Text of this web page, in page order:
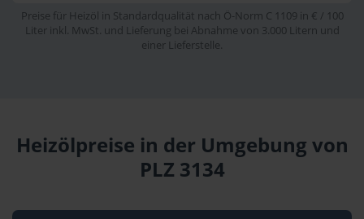
Preise für Heizöl in Standardqualität nach Ö-Norm C 1109 in € / 100
Liter inkl. MwSt. und Lieferung bei Abnahme von 3.000 Litern und
einer Lieferstelle.
Heizölpreise in der Umgebung von
PLZ 3134